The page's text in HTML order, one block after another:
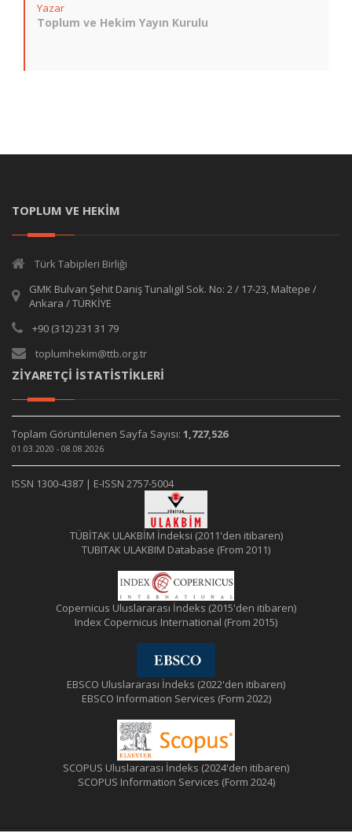
Yazar
Toplum ve Hekim Yayın Kurulu
TOPLUM VE HEKİM
Türk Tabipleri Birliği
GMK Bulvarı Şehit Daniş Tunalıgil Sok. No: 2 / 17-23, Maltepe /
Ankara / TÜRKİYE
+90 (312) 231 31 79
toplumhekim@ttb.org.tr
ZİYARETÇİ İSTATİSTİKLERİ
Toplam Görüntülenen Sayfa Sayısı: 1,727,526
01.03.2020 - 08.08.2026
ISSN 1300-4387 | E-ISSN 2757-5004
TÜBİTAK ULAKBİM İndeksi (2011'den itibaren)
TUBITAK ULAKBIM Database (From 2011)
Copernicus Uluslararası İndeks (2015'den itibaren)
Index Copernicus International (From 2015)
EBSCO Uluslararası İndeks (2022'den itibaren)
EBSCO Information Services (Form 2022)
SCOPUS Uluslararası İndeks (2024'den itibaren)
SCOPUS Information Services (Form 2024)